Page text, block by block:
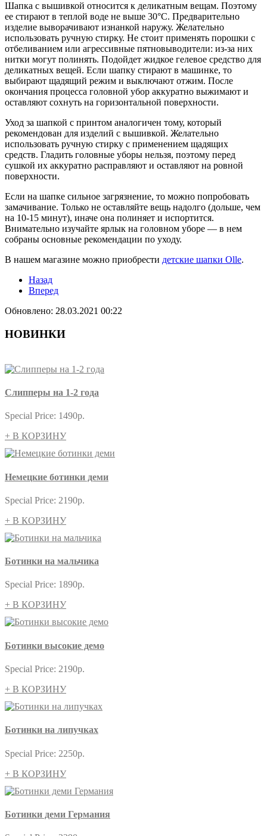
Шапка с вышивкой относится к деликатным вещам. Поэтому
ее стирают в теплой воде не выше 30°С. Предварительно
изделие выворачивают изнанкой наружу. Желательно
использовать ручную стирку. Не стоит применять порошки с
отбеливанием или агрессивные пятновыводители: из-за них
нитки могут полинять. Подойдет жидкое гелевое средство для
деликатных вещей. Если шапку стирают в машинке, то
выбирают щадящий режим и выключают отжим. После
окончания процесса головной убор аккуратно выжимают и
оставляют сохнуть на горизонтальной поверхности.
Уход за шапкой с принтом аналогичен тому, который
рекомендован для изделий с вышивкой. Желательно
использовать ручную стирку с применением щадящих
средств. Гладить головные уборы нельзя, поэтому перед
сушкой их аккуратно расправляют и оставляют на ровной
поверхности.
Если на шапке сильное загрязнение, то можно попробовать
замачивание. Только не оставляйте вещь надолго (дольше, чем
на 10-15 минут), иначе она полиняет и испортится.
Внимательно изучайте ярлык на головном уборе — в нем
собраны основные рекомендации по уходу.
В нашем магазине можно приобрести детские шапки Olle.
Назад
Вперед
Обновлено: 28.03.2021 00:22
НОВИНКИ
Слипперы на 1-2 года
Special Price: 1490р.
+ В КОРЗИНУ
Немецкие ботинки деми
Special Price: 2190р.
+ В КОРЗИНУ
Ботинки на мальчика
Special Price: 1890р.
+ В КОРЗИНУ
Ботинки высокие демо
Special Price: 2190р.
+ В КОРЗИНУ
Ботинки на липучках
Special Price: 2250р.
+ В КОРЗИНУ
Ботинки деми Германия